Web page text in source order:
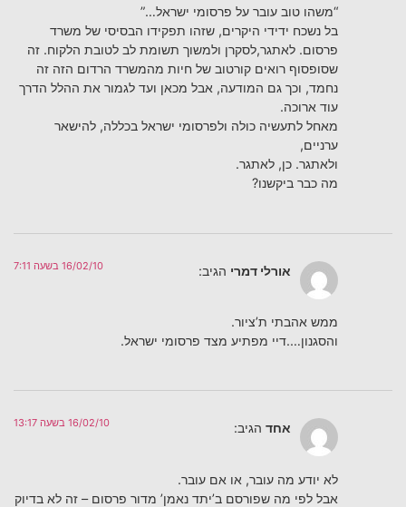
“משהו טוב עובר על פרסומי ישראל…”
בל נשכח ידידי היקרים, שזהו תפקידו הבסיסי של משרד
פרסום. לאתגר,לסקרן ולמשוך תשומת לב לטובת הלקוח. זה
שסופסוף רואים קורטוב של חיות מהמשרד הרדום הזה זה
נחמד, וכך גם המודעה, אבל מכאן ועד לגמור את ההלל הדרך
עוד ארוכה.
מאחל לתעשיה כולה ולפרסומי ישראל בכללה, להישאר
ערניים,
ולאתגר. כן, לאתגר.
מה כבר ביקשנו?
אורלי דמרי הגיב: 16/02/10 בשעה 7:11
ממש אהבתי ת’ציור.
והסגנון….דיי מפתיע מצד פרסומי ישראל.
אחד הגיב: 16/02/10 בשעה 13:17
לא יודע מה עובר, או אם עובר.
אבל לפי מה שפורסם ב’יתד נאמן’ מדור פרסום – זה לא בדיוק